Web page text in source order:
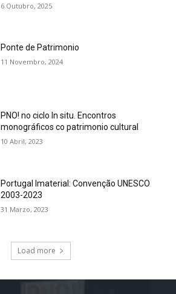
6 Outubro, 2025
Ponte de Patrimonio
11 Novembro, 2024
PNO! no ciclo In situ. Encontros
monográficos co patrimonio cultural
10 Abril, 2023
Portugal Imaterial: Convenção UNESCO
2003-2023
31 Marzo, 2023
Load more